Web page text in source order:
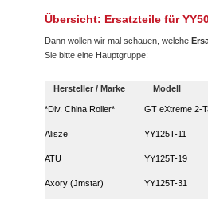
Übersicht: Ersatzteile für
Dann wollen wir mal schauen, welche
Sie bitte eine Hauptgruppe:
Hersteller / Marke Modell
*Div. China Roller*
Alisze
ATU
Axory (Jmstar)
GT eXtreme 2-
YY125T-11
YY125T-19
YY125T-31